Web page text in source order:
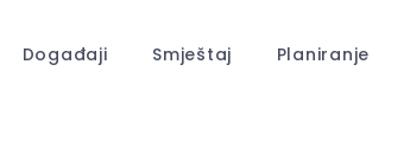
Događaji Smještaj Planiranje